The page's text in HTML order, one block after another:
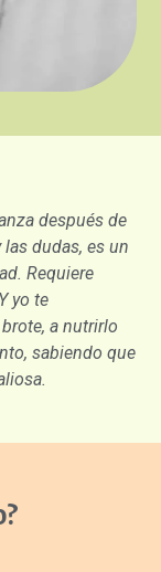
después de
dudas, es un
Requiere
yo te
a nutrirlo
sabiendo que